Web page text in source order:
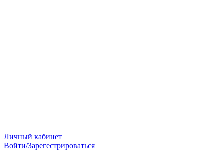
Личный кабинет
Войти/Зарегестрироваться